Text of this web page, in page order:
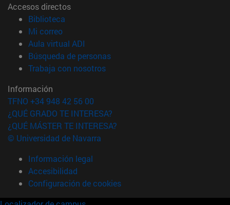
Accesos directos
Biblioteca
Mi correo(abre en nueva ventana)
Aula virtual ADI
Búsqueda de personas(abre en nueva ventana)
Trabaja con nosotros(abre en nueva ventana)
Información
TFNO +34 948 42 56 00
¿QUÉ GRADO TE INTERESA?
¿QUÉ MÁSTER TE INTERESA?
© Universidad de Navarra
Información legal
Accesibilidad
Configuración de cookies